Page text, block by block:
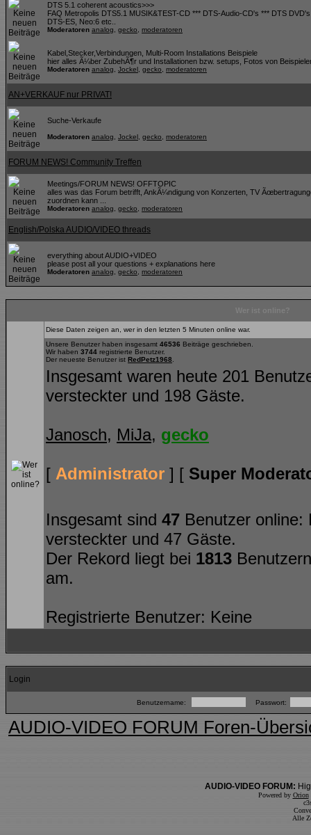
DTS 5.1 coherent acoustics>>>
FAQ Metropolis DTS5.1 MUSIK&TEST-CD *** DTS-Audio-CD's *** DTS
DTS-ES, Neo:6 etc..
Moderatoren analog gecko moderatoren
Kabel,Stecker,Verbindungen, Multi-Room Installations Beispiele
hier alles Ã¼ber ZubehÃ¶r und Installationen bzw. setups, Fotos von
Moderatoren analog Jockel gecko moderatoren
AN+VERKAUF nur PRIVAT!
Suche-Verkaufe
Moderatoren analog Jockel gecko moderatoren
FORUM NEWS! Community Treffen
Meetings/FORUM NEWS! OFFTOPIC
alles was das Forum betrifft, AnkÃ¼ndigung von Konzerten, TV
zuordnen kann ...
Moderatoren analog gecko moderatoren
English/Polska AUDIO/VIDEO threads
everything about AUDIO+VIDEO
please post all your questions + explanations here
Moderatoren analog gecko moderatoren
Diese Daten zeigen an, wer in den letzten 5 Minuten online war.
Unsere Benutzer haben insgesamt 46536 Beiträge geschrieben.
Wir haben 3744 registrierte Benutzer.
Der neueste Benutzer ist RedPetz1968
Insgesamt waren heute 201
versteckter und 198 Gäste.
Janosch, MiJa, gecko
[ Administrator ] [ Super
Insgesamt sind 47 Benutzer online:
versteckter und 47 Gäste.
Der Rekord liegt bei 1813
am.
Registrierte Benutzer: Keine
Login
Benutzername: Passwort:
AUDIO-VIDEO FORUM Foren-
AUDIO-VIDEO FORUM:
Powered by Orion
Alle